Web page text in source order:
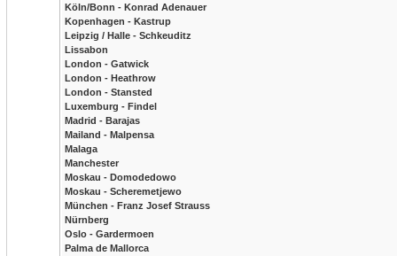
Köln/Bonn - Konrad Adenauer
Kopenhagen - Kastrup
Leipzig / Halle - Schkeuditz
Lissabon
London - Gatwick
London - Heathrow
London - Stansted
Luxemburg - Findel
Madrid - Barajas
Mailand - Malpensa
Malaga
Manchester
Moskau - Domodedowo
Moskau - Scheremetjewo
München - Franz Josef Strauss
Nürnberg
Oslo - Gardermoen
Palma de Mallorca